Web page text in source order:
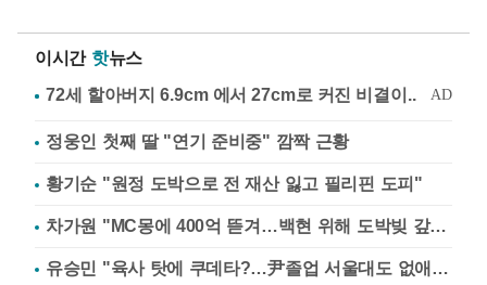
이시간 핫뉴스
정웅인 첫째 딸 "연기 준비중" 깜짝 근황
황기순 "원정 도박으로 전 재산 잃고 필리핀 도피"
차가원 "MC몽에 400억 뜯겨…백현 위해 도박빚 갚아줘"
유승민 "육사 탓에 쿠데타?…尹졸업 서울대도 없애나"